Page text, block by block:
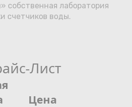
собственная лаборатория
счетчиков воды.
Лист
Цена